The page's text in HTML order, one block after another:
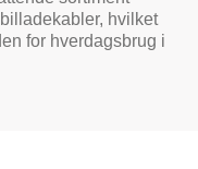
hvilket
for hverdagsbrug i